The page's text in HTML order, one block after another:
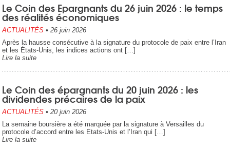
Le Coin des Epargnants du 26 juin 2026 : le temps
des réalités économiques
ACTUALITÉS • 26 juin 2026
Après la hausse consécutive à la signature du protocole de paix entre l’Iran
et les États-Unis, les indices actions ont […]
Lire la suite
Le Coin des épargnants du 20 juin 2026 : les
dividendes précaires de la paix
ACTUALITÉS • 20 juin 2026
La semaine boursière a été marquée par la signature à Versailles du
protocole d’accord entre les Etats-Unis et l’Iran qui […]
Lire la suite